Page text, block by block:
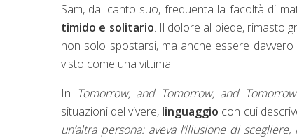
Sam, dal canto suo, frequenta la facoltà di
timido e solitario. Il dolore al piede, rimasto
non solo spostarsi, ma anche essere
visto come una vittima.
In Tomorrow, and Tomorrow, and Tomorrow
situazioni del vivere, linguaggio con cui
un’altra persona: aveva l’illusione di